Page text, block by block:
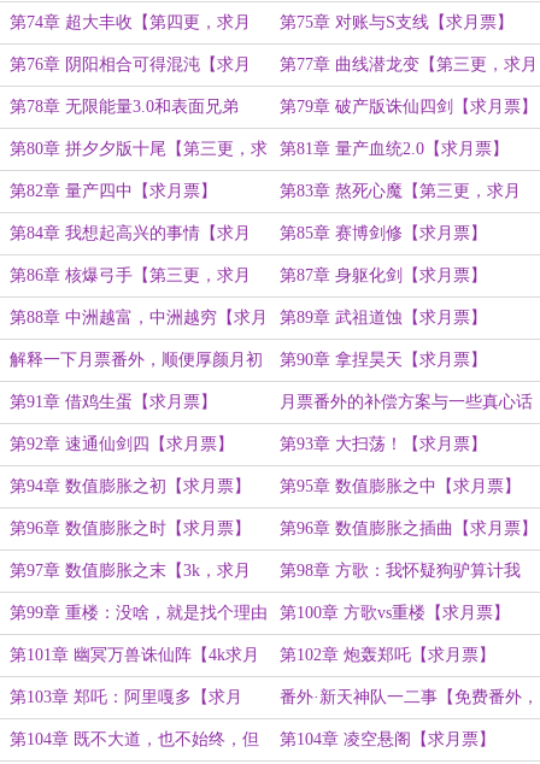
第74章 超大丰收【第四更，求月
票】
第75章 对账与S支线【求月票】
第76章 阴阳相合可得混沌【求月
票】
第77章 曲线潜龙变【第三更，求月
票】
第78章 无限能量3.0和表面兄弟
【求月票】
第79章 破产版诛仙四剑【求月票】
第80章 拼夕夕版十尾【第三更，求
月票】
第81章 量产血统2.0【求月票】
第82章 量产四中【求月票】 第83章 熬死心魔【第三更，求月
票】
第84章 我想起高兴的事情【求月
票】
第85章 赛博剑修【求月票】
第86章 核爆弓手【第三更，求月
票】
第87章 身躯化剑【求月票】
第88章 中洲越富，中洲越穷【求月
票】
第89章 武祖道蚀【求月票】
解释一下月票番外，顺便厚颜月初
求一波月票
第90章 拿捏昊天【求月票】
第91章 借鸡生蛋【求月票】 月票番外的补偿方案与一些真心话
第92章 速通仙剑四【求月票】 第93章 大扫荡！【求月票】
第94章 数值膨胀之初【求月票】 第95章 数值膨胀之中【求月票】
第96章 数值膨胀之时【求月票】 第96章 数值膨胀之插曲【求月票】
第97章 数值膨胀之末【3k，求月
票】
第98章 方歌：我怀疑狗驴算计我
【求月票】
第99章 重楼：没啥，就是找个理由
动手【求月票】
第100章 方歌vs重楼【求月票】
第101章 幽冥万兽诛仙阵【4k求月
票】
第102章 炮轰郑吒【求月票】
第103章 郑吒：阿里嘎多【求月
票】
番外·新天神队一二事【免费番外，
月票番外补偿】
第104章 既不大道，也不始终，但 第104章 凌空悬阁【求月票】